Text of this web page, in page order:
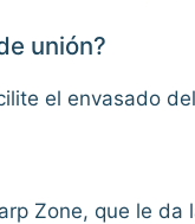
unión?
el envasado
Zone, que le